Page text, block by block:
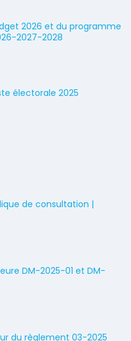
2026 et du programme
2027-2028
électorale 2025
de consultation |
DM-2025-01 et DM-
du règlement 03-2025